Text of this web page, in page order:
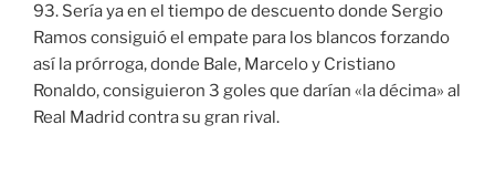
93. Sería ya en el tiempo de descuento donde Sergio
Ramos consiguió el empate para los blancos forzando
así la prórroga, donde Bale, Marcelo y Cristiano
Ronaldo, consiguieron 3 goles que darían «la décima» al
Real Madrid contra su gran rival.